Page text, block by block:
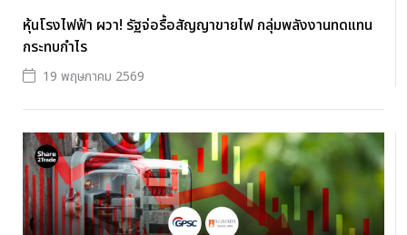
หุ้นโรงไฟฟ้า ผวา! รัฐจ่อรื้อสัญญาขายไฟ กลุ่มพลังงานทดแทน
กระทบกำไร
19 พฤษภาคม 2569